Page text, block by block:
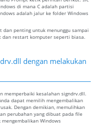
di mana C adalah partisi
adalah jalur ke folder Windows
penting untuk menunggu sampai
dan restart komputer seperti biasa.
dengan melakukan
memperbaiki kesalahan signdrv.dll.
dapat memilih mengembalikan
Dengan demikian, memulihkan
perubahan yang dibuat pada file
Windows